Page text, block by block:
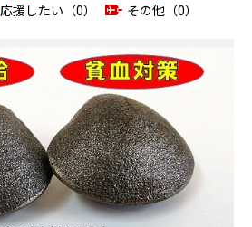
応援したい（0） その他（0）